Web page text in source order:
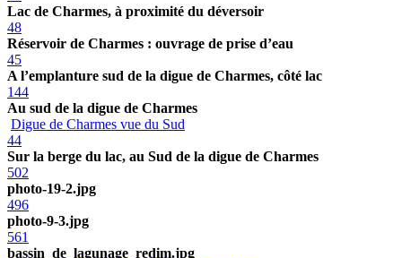
Lac de Charmes, à proximité du déversoir
48
Réservoir de Charmes : ouvrage de prise d’eau
45
A l’emplanture sud de la digue de Charmes, côté lac
144
Au sud de la digue de Charmes
Digue de Charmes vue du Sud
44
Sur la berge du lac, au Sud de la digue de Charmes
502
photo-19-2.jpg
496
photo-9-3.jpg
561
bassin_de_lagunage_redim.jpg